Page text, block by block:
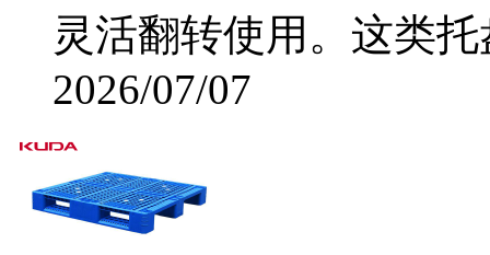
灵活翻转使用。这类托
2026/07/07